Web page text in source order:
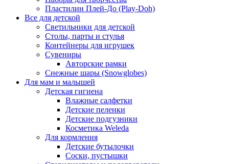
Пластилин Плей-До (Play-Doh)
Все для детской
Светильники для детской
Столы, парты и стулья
Контейнеры для игрушек
Сувениры
Авторские рамки
Снежные шары (Snowglobes)
Для мам и малышей
Детская гигиена
Влажные салфетки
Детские пеленки
Детские подгузники
Косметика Weleda
Для кормления
Детские бутылочки
Соски, пустышки